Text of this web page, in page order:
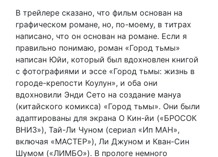
В трейлере сказано, что фильм основан на
графическом романе, но, по-моему, в титрах
написано, что он основан на романе. Если я
правильно понимаю, роман «Город тьмы»
написан Юйи, который был вдохновлен книгой
с фотографиями и эссе «Город тьмы: жизнь в
городе-крепости Коулун», и оба они
вдохновили Энди Сето на создание мануа
(китайского комикса) «Город тьмы». Они были
адаптированы для экрана О Кин-йи («БРОСОК
ВНИЗ»), Тай-Ли Чуном (сериал «Ип МАН»,
включая «МАСТЕР»), Ли Джуном и Кван-Син
Шумом («ЛИМБО»). В прологе немного